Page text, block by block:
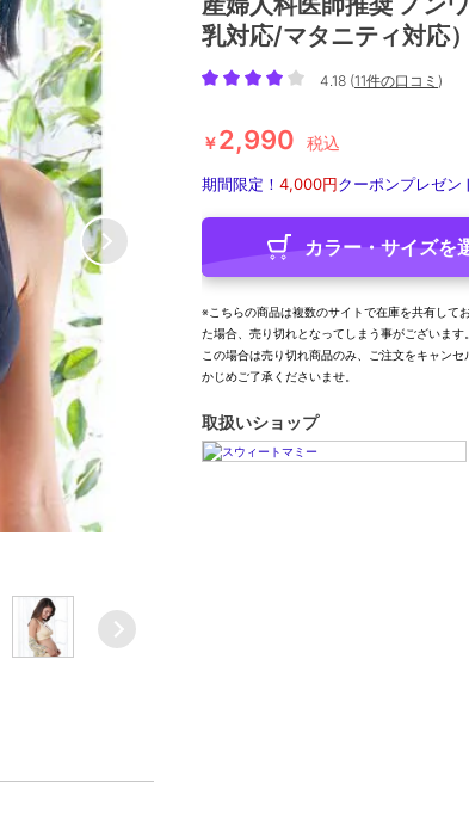
乳対応/マタニティ対応）
4.18 (11件の口コミ )
￥2,990 税込
期間限定！ 4,000円クーポンプレゼン
カラー・サイズを
※こちらの商品は複数のサイトで在庫を共有して
た場合、売り切れとなってしまう事がございます。
この場合は売り切れ商品のみ、ご注文をキャン
かじめご了承くださいませ。
取扱いショップ